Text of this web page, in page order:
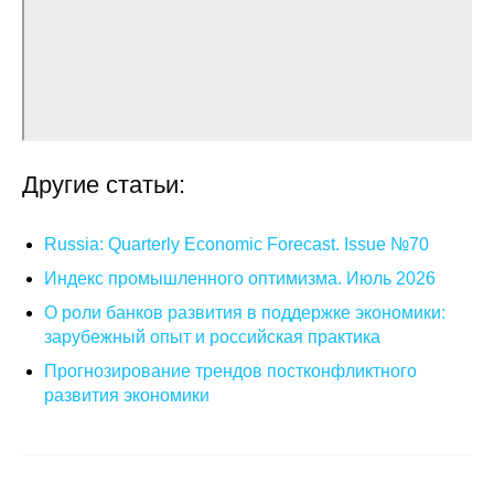
Краткосрочный прогноз
Оценка индекса промышленного
производства
Российская Система Климатического
Мониторинга
Центр «Климатическая политика и
Другие статьи:
Russia: Quarterly Economic Forecast. Issue №70
Индекс промышленного оптимизма. Июль 2026
О роли банков развития в поддержке экономики:
зарубежный опыт и российская практика
Прогнозирование трендов постконфликтного
развития экономики